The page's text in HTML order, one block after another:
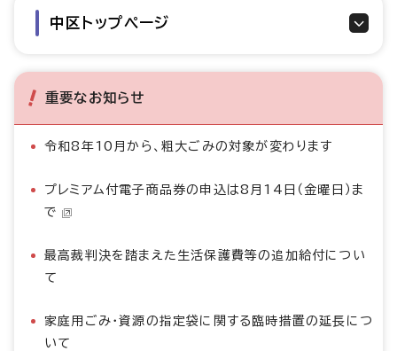
中区トップページ
重要なお知らせ
令和8年10月から、粗大ごみの対象が変わります
プレミアム付電子商品券の申込は8月14日（金曜日）ま
で
最高裁判決を踏まえた生活保護費等の追加給付につい
て
家庭用ごみ・資源の指定袋に関する臨時措置の延長につ
いて